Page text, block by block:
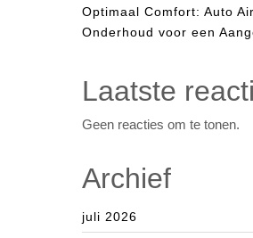
Optimaal Comfort: Auto
Onderhoud voor een
Laatste
Geen reacties om te tonen.
Archief
juli 2026